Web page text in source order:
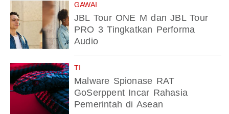
GAWAI
JBL Tour ONE M dan JBL Tour
PRO 3 Tingkatkan Performa
Audio
TI
Malware Spionase RAT
GoSerppent Incar Rahasia
Pemerintah di Asean